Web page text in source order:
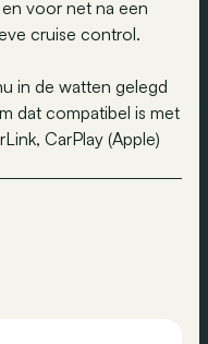
voor net na een
cruise control.
in de watten gelegd
dat compatibel is met
CarPlay (Apple)